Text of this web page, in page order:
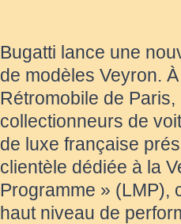
Bugatti lance une
de modèles Veyron.
Rétromobile de
collectionneurs de
de luxe française
clientèle dédiée à la
Programme » (LMP),
haut niveau de